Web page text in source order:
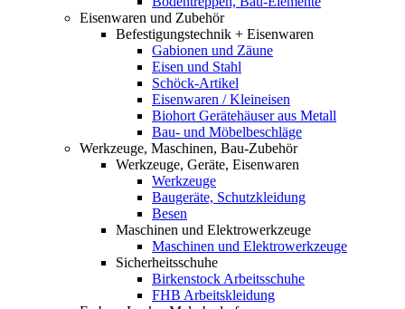
Eisenwaren und Zubehör
Befestigungstechnik + Eisenwaren
Gabionen und Zäune
Eisen und Stahl
Schöck-Artikel
Eisenwaren / Kleineisen
Biohort Gerätehäuser aus Metall
Bau- und Möbelbeschläge
Werkzeuge, Maschinen, Bau-Zubehör
Werkzeuge, Geräte, Eisenwaren
Werkzeuge
Baugeräte, Schutzkleidung
Besen
Maschinen und Elektrowerkzeuge
Maschinen und Elektrowerkzeuge
Sicherheitsschuhe
Birkenstock Arbeitsschuhe
FHB Arbeitskleidung